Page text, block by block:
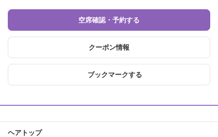
空席確認・予約する
クーポン情報
ブックマークする
ヘアトップ